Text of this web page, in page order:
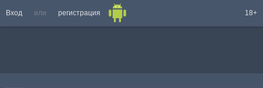
Вход или регистрация 18+